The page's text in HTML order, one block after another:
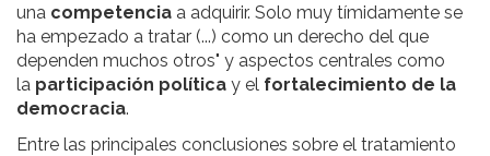
una competencia a adquirir. Solo muy tímidamente se
ha empezado a tratar (...) como un derecho del que
dependen muchos otros" y aspectos centrales como
la participación política y el fortalecimiento de la
democracia.
Entre las principales conclusiones sobre el tratamiento